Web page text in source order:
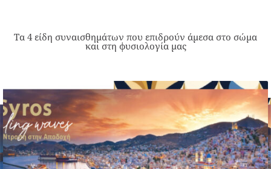
Τα 4 είδη συναισθημάτων που επιδρούν άμεσα στο σώμα
και στη φυσιολογία μας